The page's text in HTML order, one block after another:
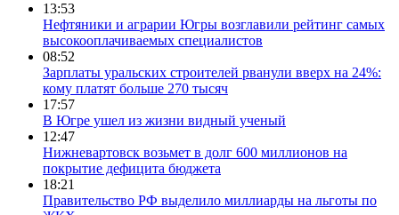
13:53
Нефтяники и аграрии Югры возглавили рейтинг самых
высокооплачиваемых специалистов
08:52
Зарплаты уральских строителей рванули вверх на 24%:
кому платят больше 270 тысяч
17:57
В Югре ушел из жизни видный ученый
12:47
Нижневартовск возьмет в долг 600 миллионов на
покрытие дефицита бюджета
18:21
Правительство РФ выделило миллиарды на льготы по